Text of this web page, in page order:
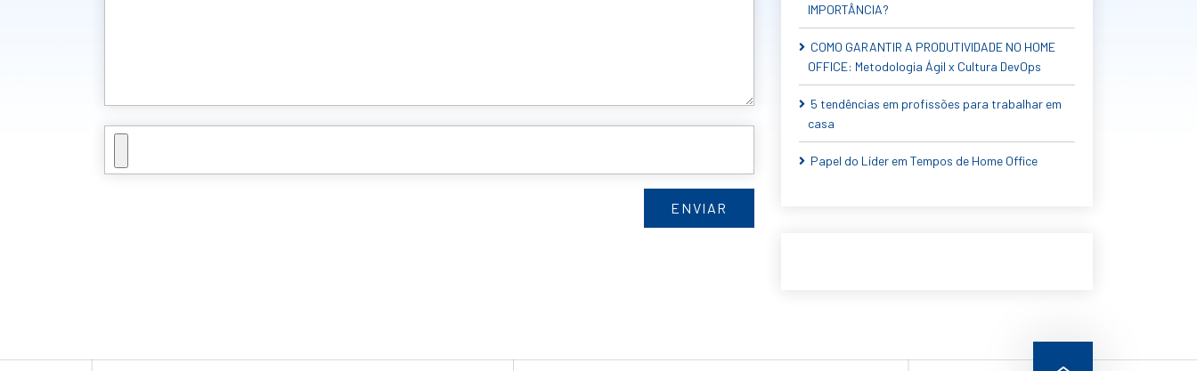
ENVIAR
IMPORTÂNCIA?
COMO GARANTIR A PRODUTIVIDADE NO HOME
OFFICE: Metodologia Ágil x Cultura DevOps
5 tendências em profissões para trabalhar em
casa
Papel do Líder em Tempos de Home Office